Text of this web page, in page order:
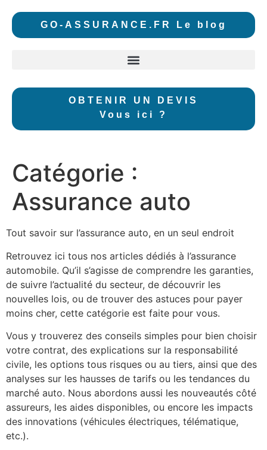
GO-ASSURANCE.FR Le blog
OBTENIR UN DEVIS
Vous ici ?
Catégorie :
Assurance auto
Tout savoir sur l’assurance auto, en un seul endroit
Retrouvez ici tous nos articles dédiés à l’assurance
automobile. Qu’il s’agisse de comprendre les garanties,
de suivre l’actualité du secteur, de découvrir les
nouvelles lois, ou de trouver des astuces pour payer
moins cher, cette catégorie est faite pour vous.
Vous y trouverez des conseils simples pour bien choisir
votre contrat, des explications sur la responsabilité
civile, les options tous risques ou au tiers, ainsi que des
analyses sur les hausses de tarifs ou les tendances du
marché auto. Nous abordons aussi les nouveautés côté
assureurs, les aides disponibles, ou encore les impacts
des innovations (véhicules électriques, télématique,
etc.).